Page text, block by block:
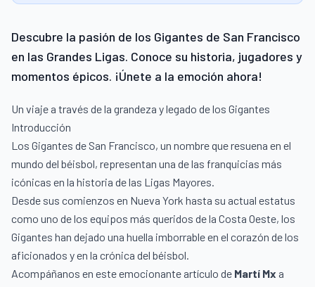
Descubre la pasión de los Gigantes de San Francisco
en las Grandes Ligas. Conoce su historia, jugadores y
momentos épicos. ¡Únete a la emoción ahora!
Un viaje a través de la grandeza y legado de los Gigantes
Introducción
Los Gigantes de San Francisco, un nombre que resuena en el
mundo del béisbol, representan una de las franquicias más
icónicas en la historia de las Ligas Mayores.
Desde sus comienzos en Nueva York hasta su actual estatus
como uno de los equipos más queridos de la Costa Oeste, los
Gigantes han dejado una huella imborrable en el corazón de los
aficionados y en la crónica del béisbol.
Acompáñanos en este emocionante artículo de Martí Mx a